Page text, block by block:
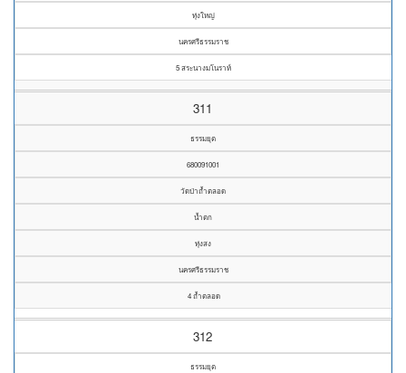
ทุ่งใหญ่
นครศรีธรรมราช
5 สระนางมโนราห์
311
ธรรมยุต
680091001
วัดป่าถ้ำตลอด
น้ำตก
ทุ่งสง
นครศรีธรรมราช
4 ถ้ำตลอด
312
ธรรมยุต